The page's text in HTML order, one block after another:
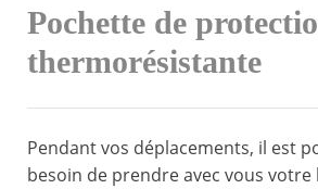
Pochette de
thermorésistante
Pendant vos déplacements, il est
besoin de prendre avec vous votre